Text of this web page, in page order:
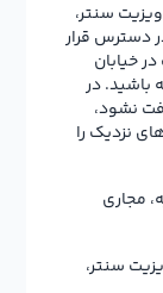
ویزیت سنتر،
دسترس قرار
خیابان
باشید. در
نشود،
نزدیک را
مجاری
سنتر،